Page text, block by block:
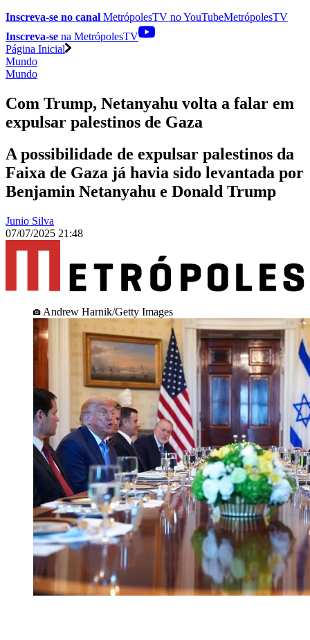
Inscreva-se no canal MetrópolesTV noYouTubeMetrópolesTV
Inscreva-se na MetrópolesTV
Página Inicial
Mundo
Mundo
Com Trump, Netanyahu volta a falar em
expulsar palestinos de Gaza
A possibilidade de expulsar palestinos da
Faixa de Gaza já havia sido levantada por
Benjamin Netanyahu e Donald Trump
Junio Silva
07/07/2025 21:48
Andrew Harnik/Getty Images